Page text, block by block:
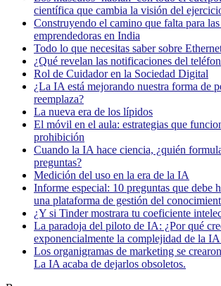
científica que cambia la visión del
Construyendo el camino que falta para
emprendedoras en India
Todo lo que necesitas saber sobre
¿Qué revelan las notificaciones del
Rol de Cuidador en la Sociedad Digital
¿La IA está mejorando nuestra forma de
reemplaza?
La nueva era de los lípidos
El móvil en el aula: estrategias que
prohibición
Cuando la IA hace ciencia, ¿quién
preguntas?
Medición del uso en la era de la IA
Informe especial: 10 preguntas que debe
una plataforma de gestión del
¿Y si Tinder mostrara tu coeficiente
La paradoja del piloto de IA: ¿Por qué
exponencialmente la complejidad de la IA
Los organigramas de marketing se
La IA acaba de dejarlos obsoletos.